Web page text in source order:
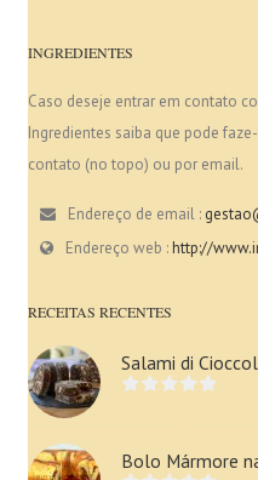
INGREDIENTES
Caso deseje entrar em contato
Ingredientes saiba que pode
contato (no topo) ou por email.
Endereço de email :
Endereço web :http://
RECEITAS RECENTES
Salami di
Bolo Mármore